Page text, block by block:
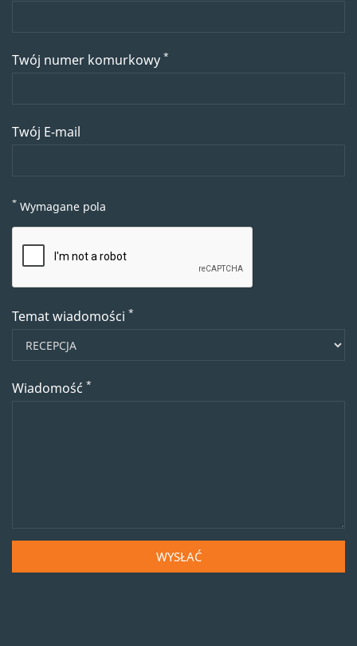
Twój numer komurkowy *
Twój E-mail
* Wymagane pola
Temat wiadomości *
Wiadomość *
WYSŁAĆ